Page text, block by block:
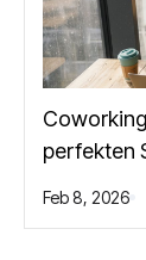
perfekten
Feb 8, 2026